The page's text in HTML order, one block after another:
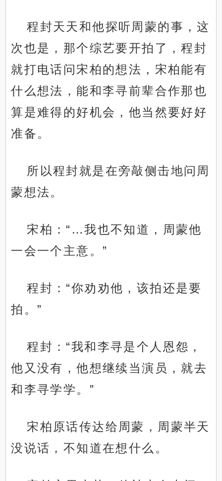
程封天天和他探听周蒙的事，这
次也是，那个综艺要开拍了，程封
就打电话问宋柏的想法，宋柏能有
什么想法，能和李寻前辈合作那也
算是难得的好机会，他当然要好好
准备。
所以程封就是在旁敲侧击地问周
蒙想法。
宋柏：“…我也不知道，周蒙他
一会一个主意。”
程封：“你劝劝他，该拍还是要
拍。”
程封：“我和李寻是个人恩怨，
他又没有，他想继续当演员，就去
和李寻学学。”
宋柏原话传达给周蒙，周蒙半天
没说话，不知道在想什么。